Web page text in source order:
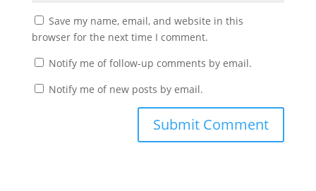
Save my name, email, and website in this
browser for the next time I comment.
Notify me of follow-up comments by email.
Notify me of new posts by email.